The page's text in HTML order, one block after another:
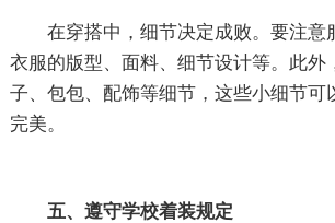
在穿搭中，细节决定成败。要注意
衣服的版型、面料、细节设计等。此外
子、包包、配饰等细节，这些小细节可
完美。
五、遵守学校着装规定